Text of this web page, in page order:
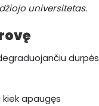
universitetas.
durpės
apaugęs